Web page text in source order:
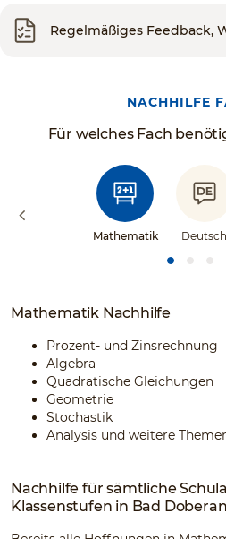
Regelmäßiges Feedback,
NACHHILFE
Für welches Fach
Mathematik Deutsch
Mathematik Nachhilfe
Prozent- und Zinsrechnung
Algebra
Quadratische Gleichungen
Geometrie
Stochastik
Analysis und weitere
Nachhilfe für sämtliche
Klassenstufen in Bad Doberan